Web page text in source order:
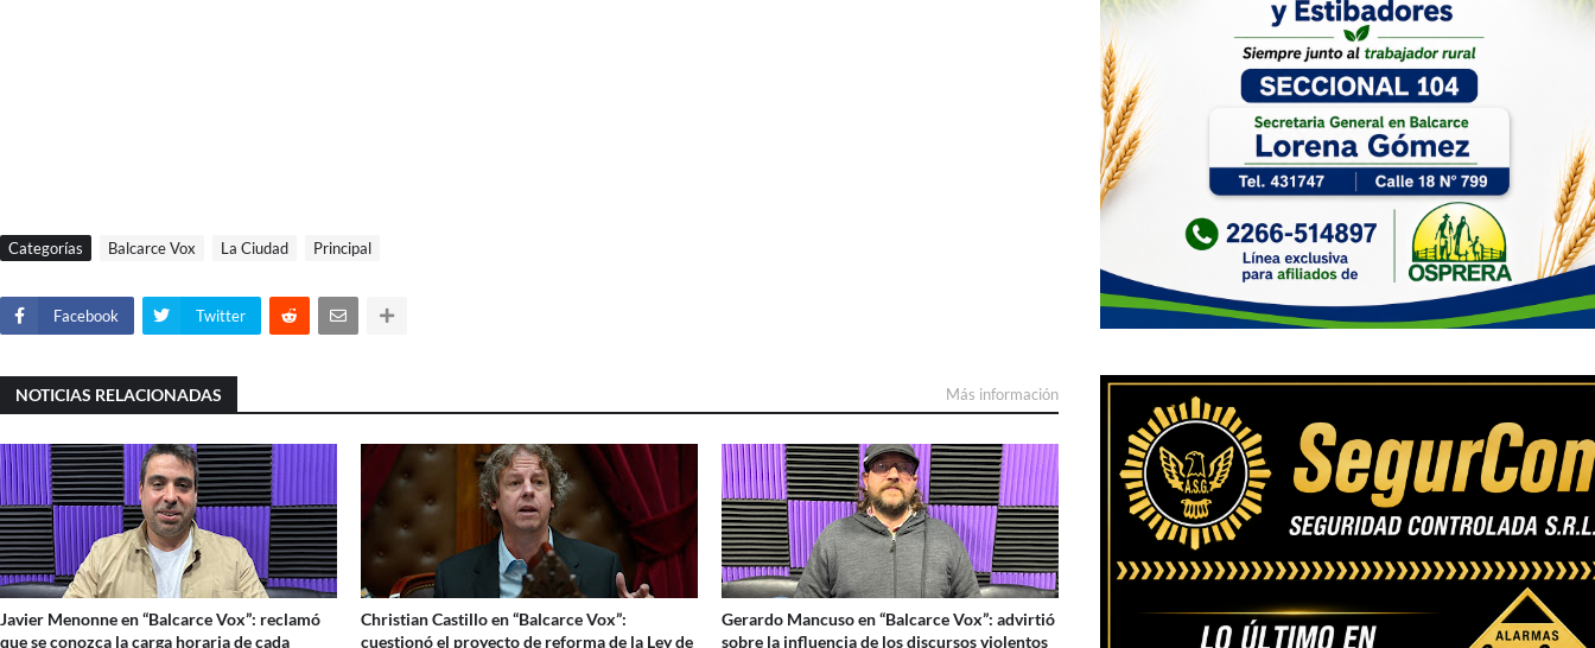
Categorías Balcarce Vox La Ciudad Principal
Facebook Twitter
NOTICIAS RELACIONADAS Más información
Javier Menonne en “Balcarce Vox”: reclamó
que se conozca la carga horaria de cada
Christian Castillo en “Balcarce Vox”:
cuestionó el proyecto de reforma de la Ley de
Gerardo Mancuso en “Balcarce Vox”: advirtió
sobre la influencia de los discursos violentos